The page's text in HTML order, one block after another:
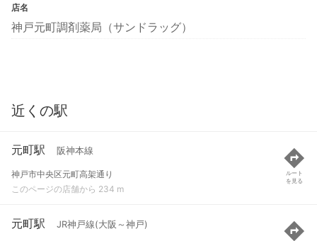
店名
神戸元町調剤薬局（サンドラッグ）
近くの駅
元町駅 阪神本線
神戸市中央区元町高架通り
このページの店舗から 234 m
ルート
を見る
元町駅 JR神戸線(大阪～神戸)